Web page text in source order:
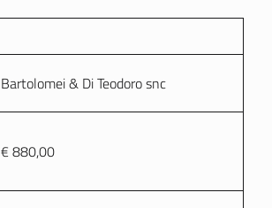
Bartolomei & Di Teodoro snc
€ 880,00